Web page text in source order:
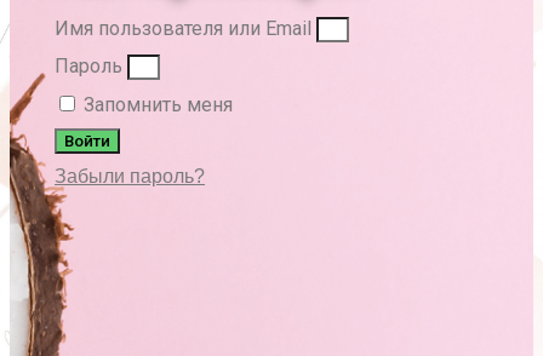
Имя пользователя или Email
Пароль
Запомнить меня
Войти
Забыли пароль?